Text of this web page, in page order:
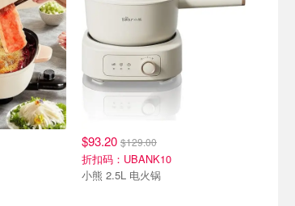
$93.20 $129.00
折扣码：UBANK10
小熊 2.5L 电火锅